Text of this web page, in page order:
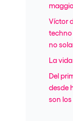
maggio
Víctor
techno
no
La
Del
desde
son los